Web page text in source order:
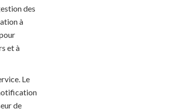
des
à
et à
Le
de